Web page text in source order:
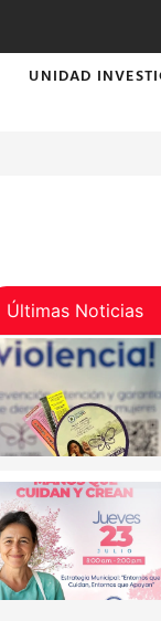
UNIDAD
Últimas Noticias